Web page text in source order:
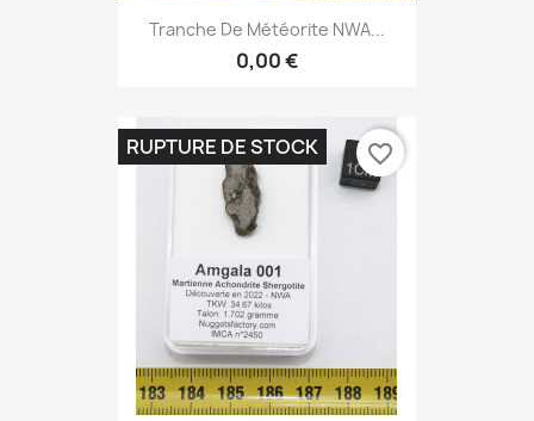
Tranche De Météorite NWA...
0,00 €
RUPTURE DE STOCK favorite_border